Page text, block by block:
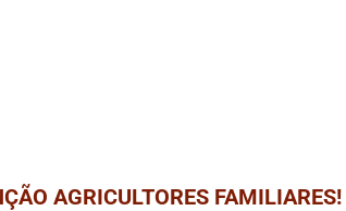
AGRICULTORES FAMILIARES!